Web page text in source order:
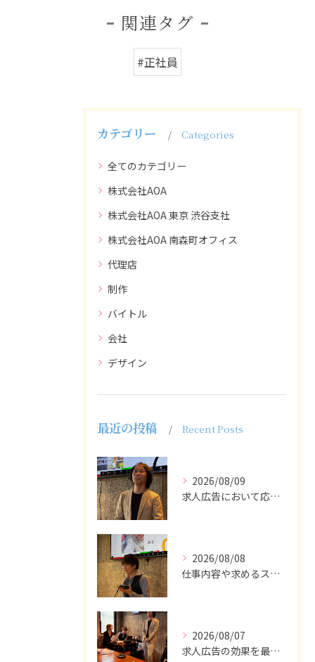
関連タグ
#正社員
カテゴリー Categories
全てのカテゴリー
株式会社AOA
株式会社AOA 東京 渋谷支社
株式会社AOA 南森町オフィス
代理店
制作
バイトル
会社
デザイン
最近の投稿 Recent Posts
2026/08/09
求人広告において応募者の質を大きく左右するのは、求人内容の充...
2026/08/08
仕事内容や求めるスキルを明確にし、ターゲット層に響くメッセー...
2026/08/07
求人広告の効果を最大化するために最も重要なのは、掲載タイミン...